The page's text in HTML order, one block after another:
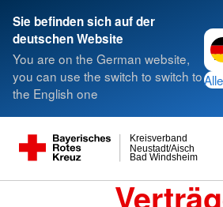
Sie befinden sich auf der
deutschen Website
You are on the German website,
you can use the switch to switch to
the English one
Bad Windsheim
Neustadt/Aisch
Kreisverband